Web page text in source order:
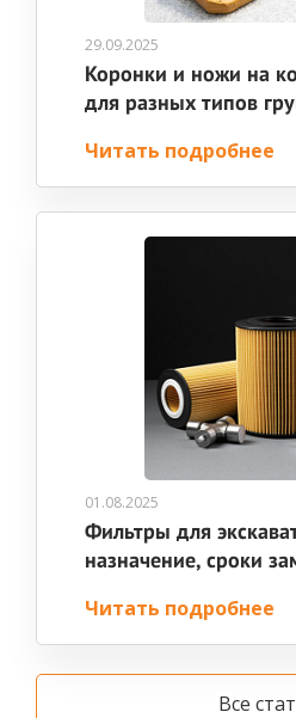
29.09.2025
Коронки и ножи на
для разных типов
Читать подробнее
01.08.2025
Фильтры для
назначение, сроки
Читать подробнее
Все